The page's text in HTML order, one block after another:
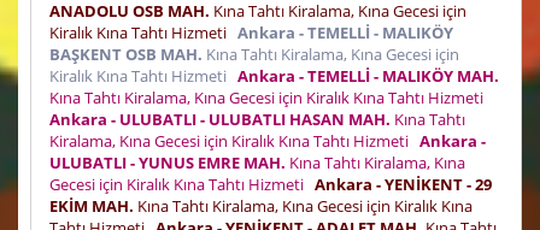
ANADOLU OSB MAH. Kına Tahtı Kiralama, Kına Gecesi için
Kiralık Kına Tahtı Hizmeti Ankara - TEMELLİ - MALIKÖY
BAŞKENT OSB MAH. Kına Tahtı Kiralama, Kına Gecesi için
Kiralık Kına Tahtı Hizmeti Ankara - TEMELLİ - MALIKÖY MAH.
Kına Tahtı Kiralama, Kına Gecesi için Kiralık Kına Tahtı Hizmeti
Ankara - ULUBATLI - ULUBATLI HASAN MAH. Kına Tahtı
Kiralama, Kına Gecesi için Kiralık Kına Tahtı Hizmeti Ankara -
ULUBATLI - YUNUS EMRE MAH. Kına Tahtı Kiralama, Kına
Gecesi için Kiralık Kına Tahtı Hizmeti Ankara - YENİKENT - 29
EKİM MAH. Kına Tahtı Kiralama, Kına Gecesi için Kiralık Kına